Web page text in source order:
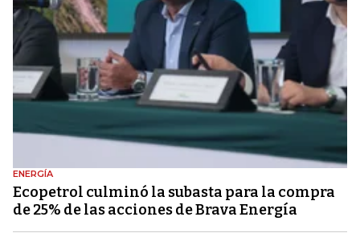
ENERGÍA
Ecopetrol culminó la subasta para la compra
de 25% de las acciones de Brava Energía